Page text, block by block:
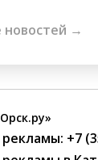
→
+7